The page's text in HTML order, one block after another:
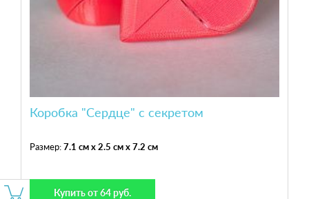
Коробка "Сердце" с секретом
Размер:7.1 см x 2.5 см x 7.2 см
Купить от 64 руб.